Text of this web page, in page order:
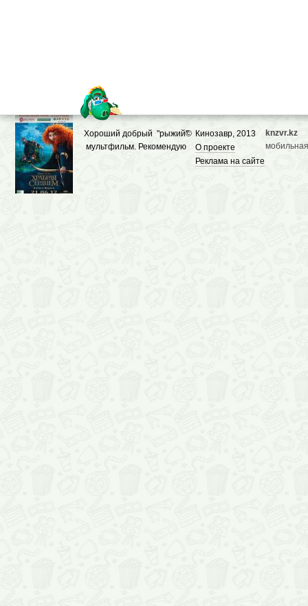
© Кинозавр, 2013
О проекте
Реклама на сайте
Хороший добрый "рыжий"
мультфильм. Рекомендую
knzvr.kz